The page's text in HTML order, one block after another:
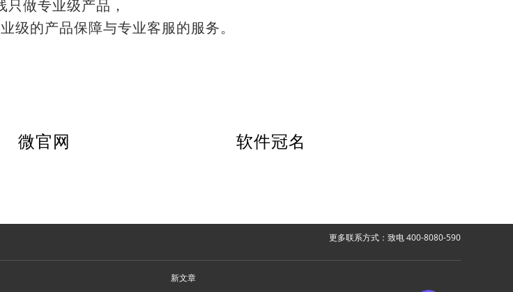
只做专业级产品，
级的产品保障与专业客服的服务。
微官网 软件冠名
更多联系方式：致电 400-8080-590
新文章